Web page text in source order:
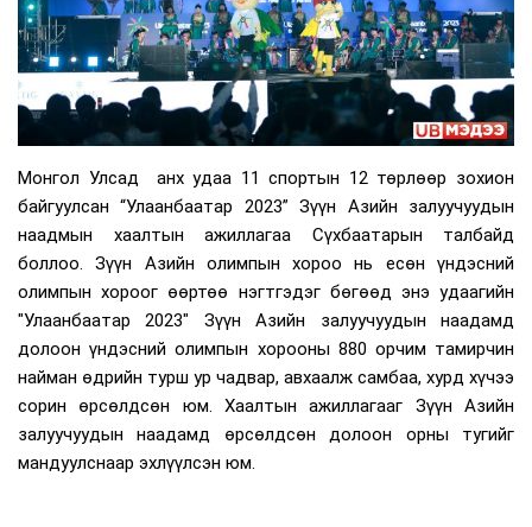
Монгол Улсад анх удаа 11 спортын 12 төрлөөр зохион
байгуулсан “Улаанбаатар 2023” Зүүн Азийн залуучуудын
наадмын хаалтын ажиллагаа Сүхбаатарын талбайд
боллоо. Зүүн Азийн олимпын хороо нь есөн үндэсний
олимпын хороог өөртөө нэгтгэдэг бөгөөд энэ удаагийн
"Улаанбаатар 2023" Зүүн Азийн залуучуудын наадамд
долоон үндэсний олимпын хорооны 880 орчим тамирчин
найман өдрийн турш ур чадвар, авхаалж самбаа, хурд хүчээ
сорин өрсөлдсөн юм. Хаалтын ажиллагааг Зүүн Азийн
залуучуудын наадамд өрсөлдсөн долоон орны тугийг
мандуулснаар эхлүүлсэн юм.